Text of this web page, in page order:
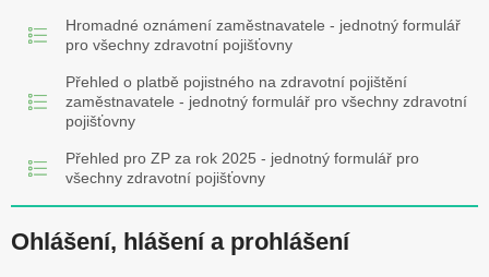
Hromadné oznámení zaměstnavatele - jednotný formulář
pro všechny zdravotní pojišťovny
Přehled o platbě pojistného na zdravotní pojištění
zaměstnavatele - jednotný formulář pro všechny zdravotní
pojišťovny
Přehled pro ZP za rok 2025 - jednotný formulář pro
všechny zdravotní pojišťovny
Ohlášení, hlášení a prohlášení